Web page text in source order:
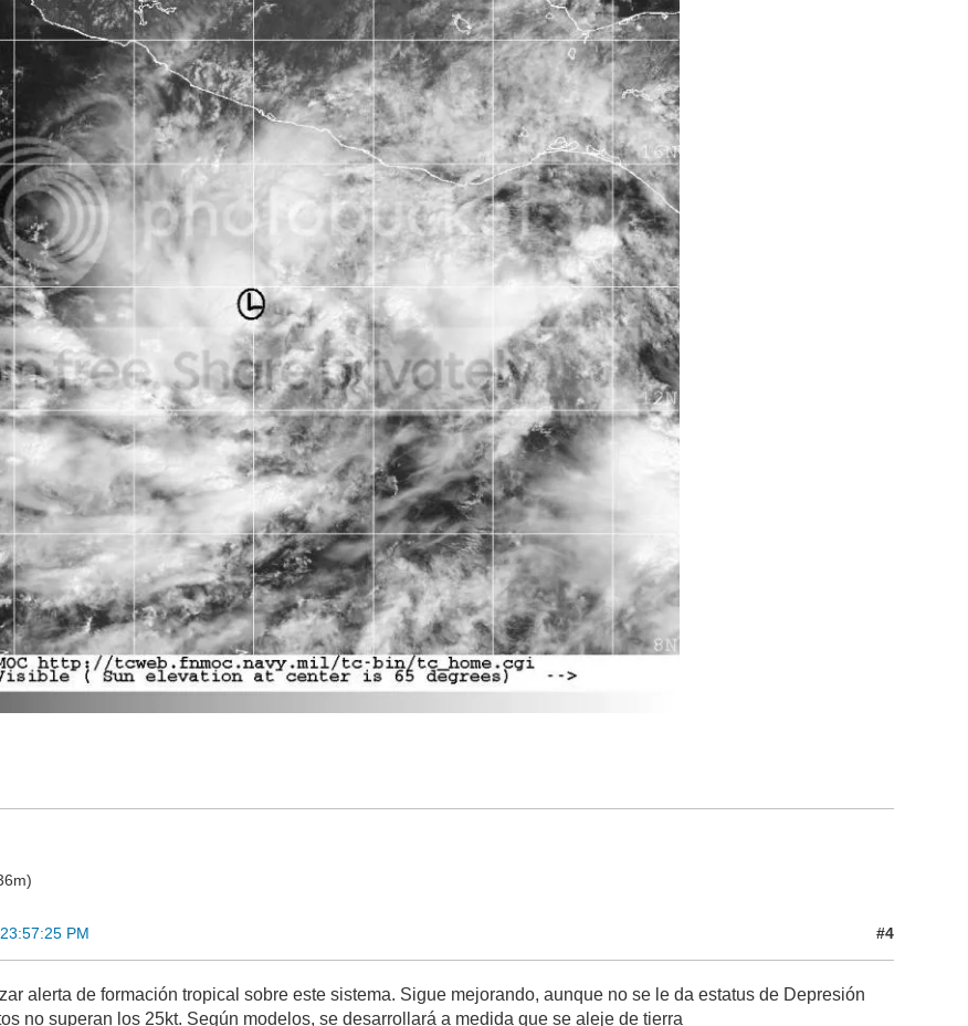
PM #4
alerta de formación tropical sobre este sistema. Sigue mejorando, aunque no se le da estatus de Depresión
no superan los 25kt. Según modelos, se desarrollará a medida que se aleje de tierra